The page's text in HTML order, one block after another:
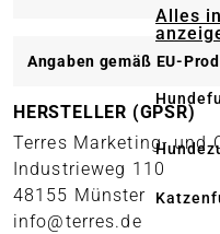
Alles
Angaben gemäß EU-
HERSTELLER (GPSR)
Terres Marketing- und
Industrieweg 110
48155 Münster
info@terres.de